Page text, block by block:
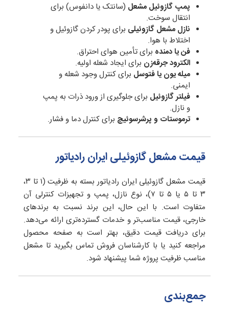
پمپ گازوئیل مشعل (سانتک یا دانفوس) برای
انتقال سوخت.
نازل مشعل گازوئیلی برای پودر کردن گازوئیل و
اختلاط با هوا.
فن یا دمنده برای تأمین هوای احتراق.
الکترود جرقه‌زن برای ایجاد شعله اولیه.
میله یون یا فتوسل برای کنترل وجود شعله و
ایمنی.
فیلتر گازوئیل برای جلوگیری از ورود ذرات به پمپ
و نازل.
ترموستات و پرشرسوئیچ برای کنترل دما و فشار.
قیمت مشعل گازوئیلی ایران رادیاتور
قیمت مشعل گازوئیلی ایران رادیاتور بسته به ظرفیت (۱ تا ۳،
۳ تا ۵ یا ۵ تا ۷)، نوع نازل، پمپ و تجهیزات کنترلی آن
متفاوت است. با این حال، این برند نسبت به برندهای
خارجی، قیمت مناسب‌تر و خدمات گسترده‌تری ارائه می‌دهد.
برای دریافت قیمت دقیق، بهتر است به صفحه محصول
مراجعه کنید یا با کارشناسان فروش تماس بگیرید تا مشعل
مناسب ظرفیت پروژه شما پیشنهاد شود.
جمع‌بندی